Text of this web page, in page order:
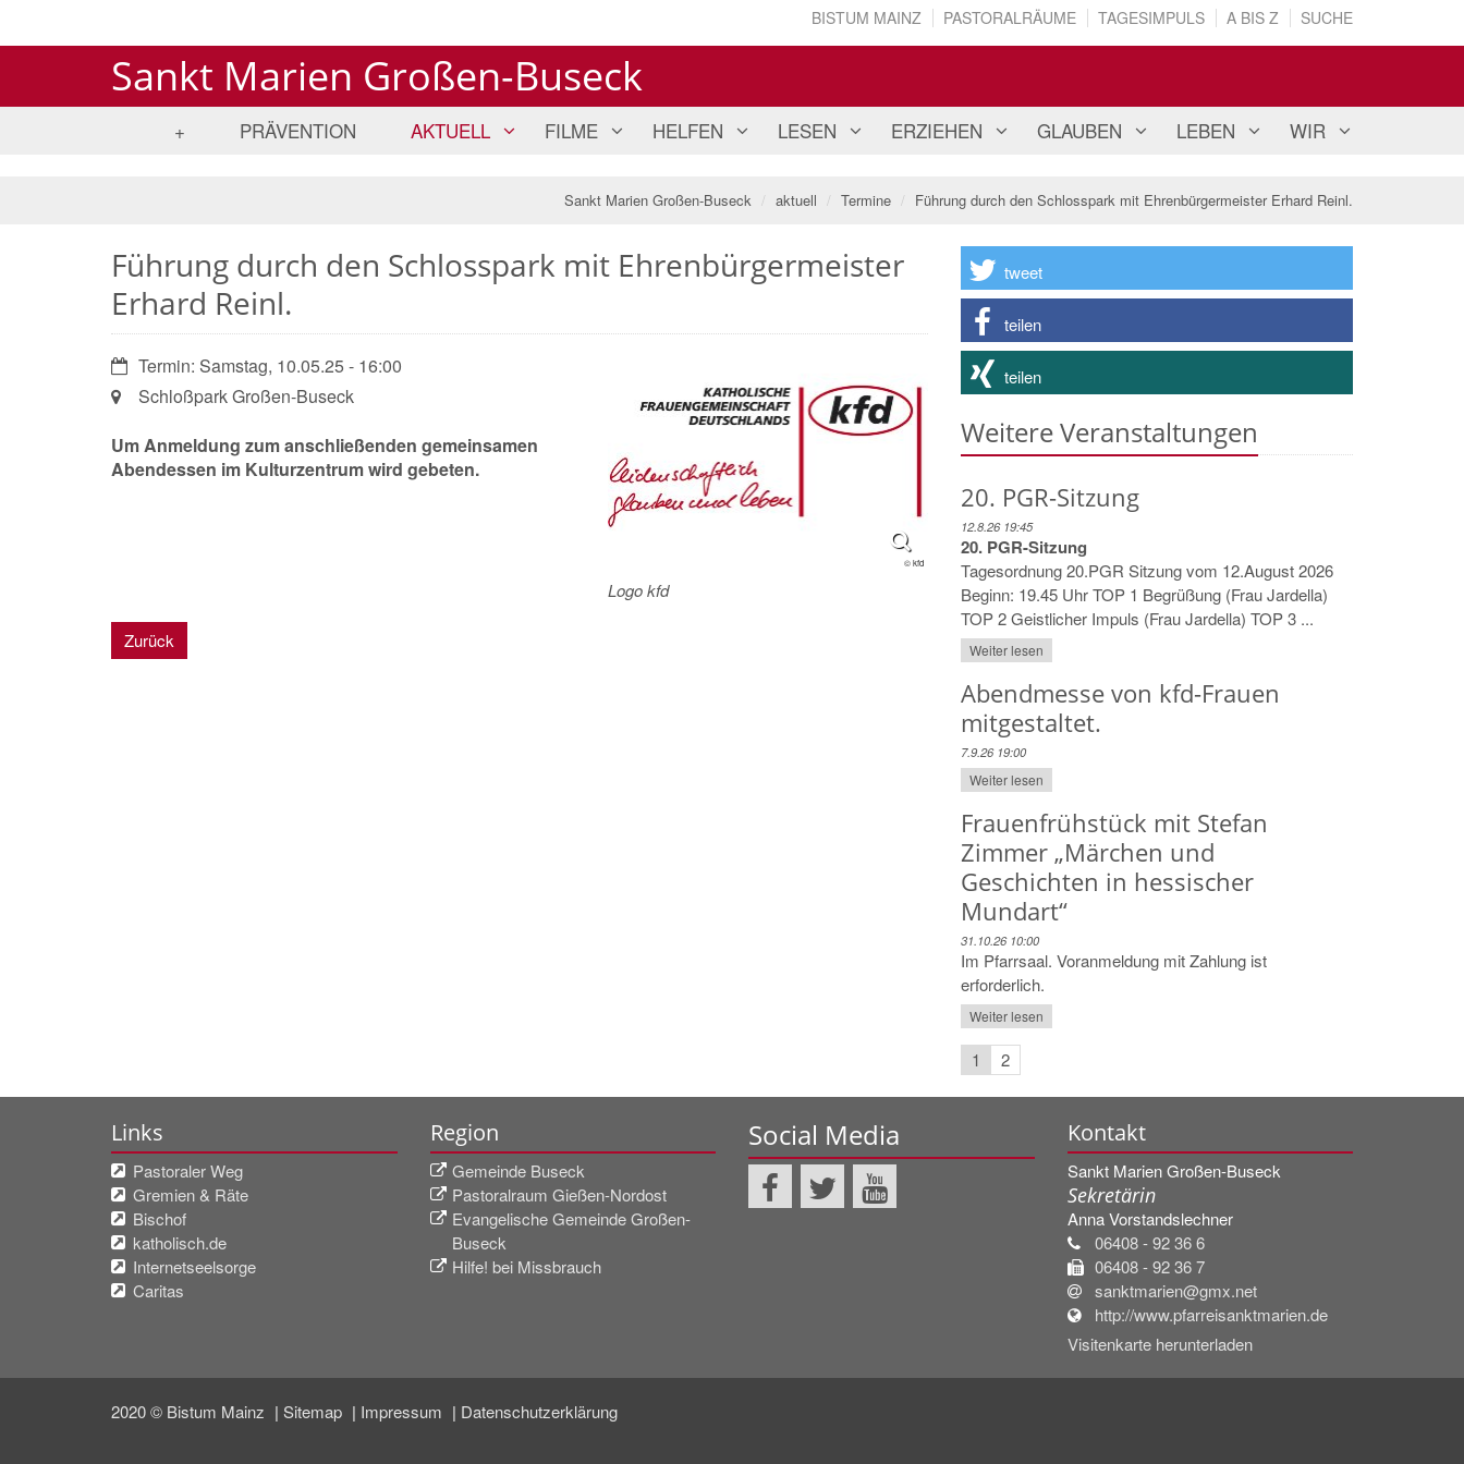
BISTUM MAINZ PASTORALRÄUME TAGESIMPULS A BIS Z SUCHE
Sankt Marien Großen-Buseck
+ PRÄVENTION AKTUELL FILME HELFEN LESEN ERZIEHEN GLAUBEN LEBEN WIR
Sankt Marien Großen-Buseck aktuell Termine Führung durch den Schlosspark mit Ehrenbürgermeister Erhard Reinl.
Führung durch den Schlosspark mit Ehrenbürgermeister
Erhard Reinl.
© kfd
Logo kfd
Datum:Termin: Samstag, 10.05.25 - 16:00
Ort: Schloßpark Großen-Buseck
Um Anmeldung zum anschließenden gemeinsamen
Abendessen im Kulturzentrum wird gebeten.
Zurück
tweet
teilen
teilen
Weitere Veranstaltungen
20. PGR-Sitzung
12.8.26 19:45
20. PGR-Sitzung
Tagesordnung 20.PGR Sitzung vom 12.August 2026
Beginn: 19.45 Uhr TOP 1 Begrüßung (Frau Jardella)
TOP 2 Geistlicher Impuls (Frau Jardella) TOP 3 ...
Weiter lesen
Abendmesse von kfd-Frauen
mitgestaltet.
7.9.26 19:00
Weiter lesen
Frauenfrühstück mit Stefan
Zimmer „Märchen und
Geschichten in hessischer
Mundart“
31.10.26 10:00
Im Pfarrsaal. Voranmeldung mit Zahlung ist
erforderlich.
Weiter lesen
1 2
Links
Pastoraler Weg
Gremien & Räte
Bischof
katholisch.de
Internetseelsorge
Caritas
Region
Gemeinde Buseck
Pastoralraum Gießen-Nordost
Evangelische Gemeinde Großen-
Buseck
Hilfe! bei Missbrauch
Social Media Kontakt
Sankt Marien Großen-Buseck
Sekretärin
Anna Vorstandslechner
06408 - 92 36 6
06408 - 92 36 7
sanktmarien@gmx.net
http://www.pfarreisanktmarien.de
Visitenkarte herunterladen
2020 © Bistum Mainz Sitemap Impressum Datenschutzerklärung